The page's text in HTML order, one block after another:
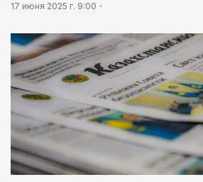
17 июня 2025 г. 9:00